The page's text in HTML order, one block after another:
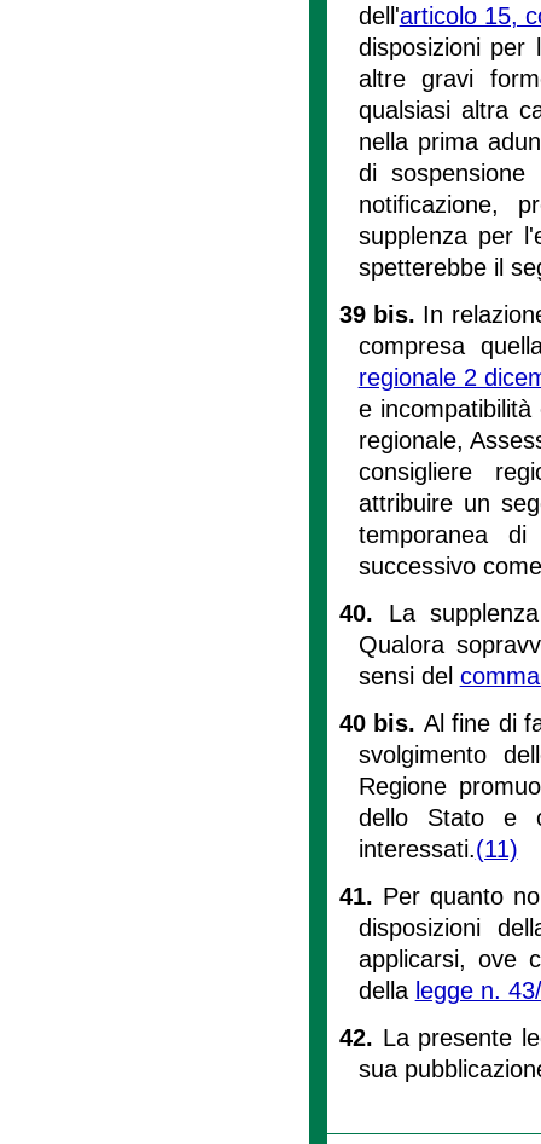
dell'articolo 15,
disposizioni per
altre gravi
qualsiasi altra
nella prima
di
notificazione,
supplenza per
spetterebbe il
39 bis. In
compresa
regionale 2
e
regionale,
consigliere
attribuire un
temporanea
successivo
40. La
Qualora
sensi del
40 bis. Al fine di
svolgimento
Regione
dello Stato e
interessati.(11)
41. Per quanto
disposizioni
applicarsi, ove
della legge n.
42. La presente
sua